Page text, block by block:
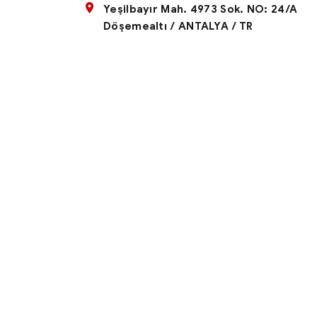
Yeşilbayır Mah. 4973 Sok. NO: 24/A
Döşemealtı / ANTALYA / TR